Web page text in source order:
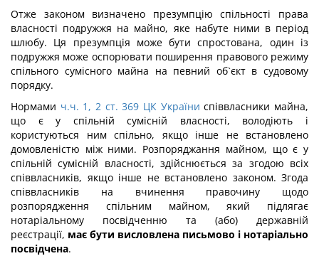
Отже законом визначено презумпцію спільності права
власності подружжя на майно, яке набуте ними в період
шлюбу. Ця презумпція може бути спростована, один із
подружжя може оспорювати поширення правового режиму
спільного сумісного майна на певний об`єкт в судовому
порядку.
Нормами ч.ч. 1, 2 ст. 369 ЦК України співвласники майна,
що є у спільній сумісній власності, володіють і
користуються ним спільно, якщо інше не встановлено
домовленістю між ними. Розпоряджання майном, що є у
спільній сумісній власності, здійснюється за згодою всіх
співвласників, якщо інше не встановлено законом. Згода
співвласників на вчинення правочину щодо
розпорядження спільним майном, який підлягає
нотаріальному посвідченню та (або) державній
реєстрації, має бути висловлена письмово і нотаріально
посвідчена.